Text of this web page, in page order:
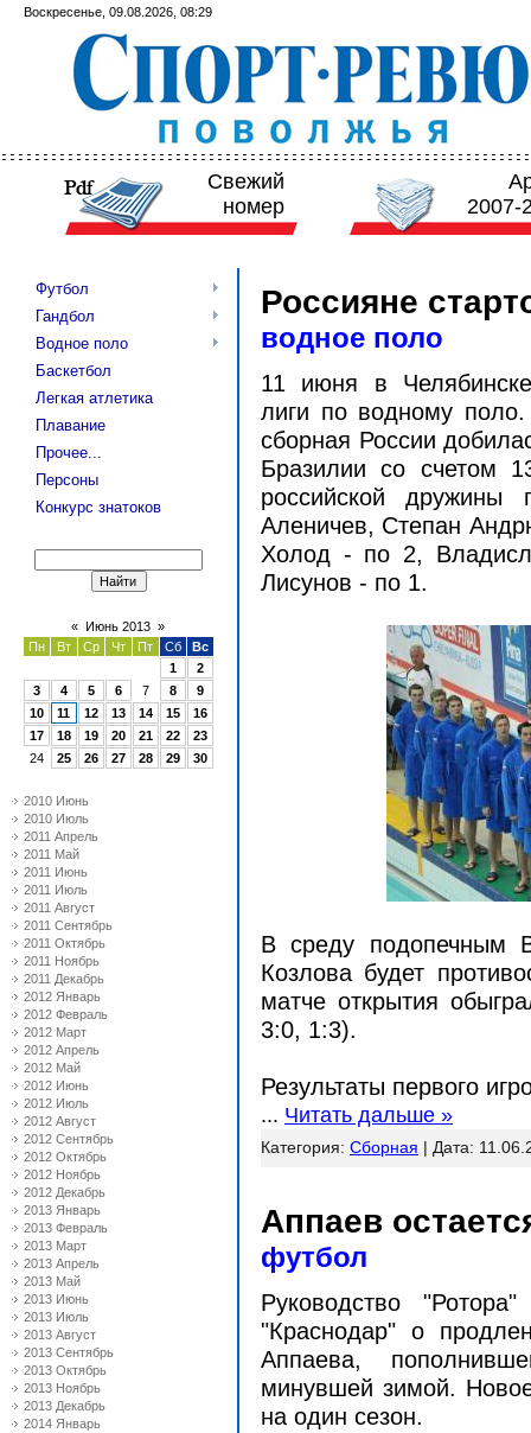
Воскресенье, 09.08.2026, 08:29
Свежий
номер
2007-
Футбол
Гандбол
Водное поло
Баскетбол
Легкая атлетика
Плавание
Прочее...
Персоны
Конкурс знатоков
« Июнь 2013 »
Пн
Вт Ср Чт Пт Сб
Вс
1
2
3
4 5 6 7 8
9
10
11 12 13 14 15
16
17
18 19 20 21 22
23
24
25 26 27 28 29 30
2010 Июнь
2010 Июль
2011 Апрель
2011 Май
2011 Июнь
2011 Июль
2011 Август
2011 Сентябрь
2011 Октябрь
2011 Ноябрь
2011 Декабрь
2012 Январь
2012 Февраль
2012 Март
2012 Апрель
2012 Май
2012 Июнь
2012 Июль
2012 Август
2012 Сентябрь
2012 Октябрь
2012 Ноябрь
2012 Декабрь
2013 Январь
2013 Февраль
2013 Март
2013 Апрель
2013 Май
2013 Июнь
2013 Июль
2013 Август
2013 Сентябрь
2013 Октябрь
2013 Ноябрь
2013 Декабрь
2014 Январь
Россияне
водное поло
11 июня в
лиги по водному
сборная России
Бразилии со счетом
российской дружины
Аленичев, Степан
Холод - по 2,
Лисунов - по 1.
В среду подопечным
Козлова будет
матче открытия
3:0, 1:3).
Результаты первого
... Читать дальше »
Категория: Сборная | Дата:
Аппаев
футбол
Руководство
"Краснодар" о
Аппаева,
минувшей зимой.
на один сезон.